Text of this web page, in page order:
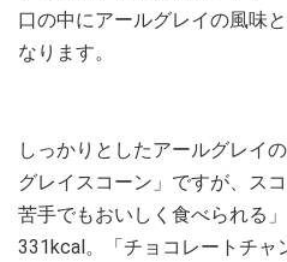
口の中にアールグレイの風味
なります。
しっかりとしたアールグレイ
グレイスコーン」ですが、ス
苦手でもおいしく食べられる
331kcal。「チョコレートチャ